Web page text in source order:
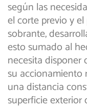
según las
el corte previo y
sobrante,
esto sumado al
necesita disponer
su
una distancia
superficie exterior